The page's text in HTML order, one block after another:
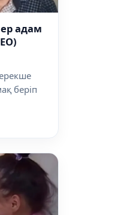
адам
беріп